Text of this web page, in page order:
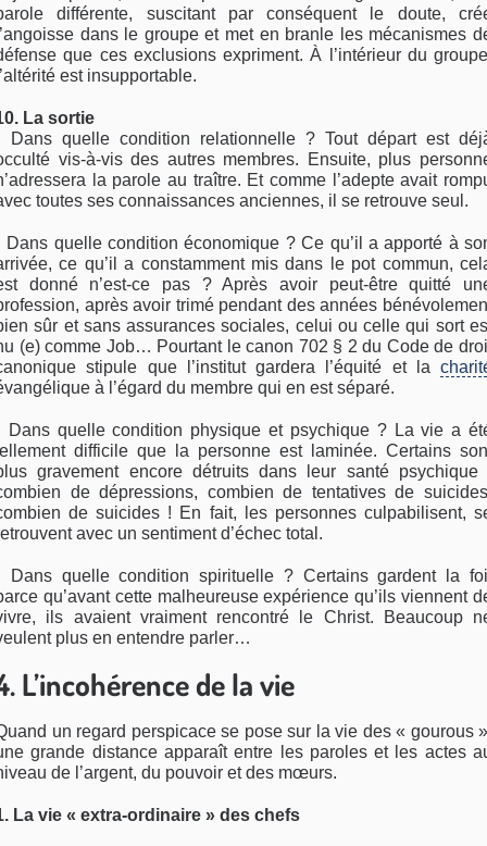
différente, suscitant par conséquent le doute,
dans le groupe et met en branle les mécanismes
que ces exclusions expriment. À l’intérieur du
est insupportable.
La sortie
Dans quelle condition relationnelle ? Tout départ est
vis-à-vis des autres membres. Ensuite, plus
la parole au traître. Et comme l’adepte avait
toutes ses connaissances anciennes, il se retrouve seul.
Dans quelle condition économique ? Ce qu’il a apporté à
ce qu’il a constamment mis dans le pot commun,
donné n’est-ce pas ? Après avoir peut-être quitté
après avoir trimé pendant des années
sûr et sans assurances sociales, celui ou celle qui sort
(e) comme Job… Pourtant le canon 702 § 2 du Code de
stipule que l’institut gardera l’équité et la
à l’égard du membre qui en est séparé.
Dans quelle condition physique et psychique ? La vie a
difficile que la personne est laminée. Certains
gravement encore détruits dans leur santé psychique
de dépressions, combien de tentatives de
de suicides ! En fait, les personnes culpabilisent,
avec un sentiment d’échec total.
Dans quelle condition spirituelle ? Certains gardent la
qu’avant cette malheureuse expérience qu’ils viennent
ils avaient vraiment rencontré le Christ. Beaucoup
plus en entendre parler…
L’incohérence de la vie
un regard perspicace se pose sur la vie des « gourous
grande distance apparaît entre les paroles et les actes
de l’argent, du pouvoir et des mœurs.
La vie « extra-ordinaire » des chefs